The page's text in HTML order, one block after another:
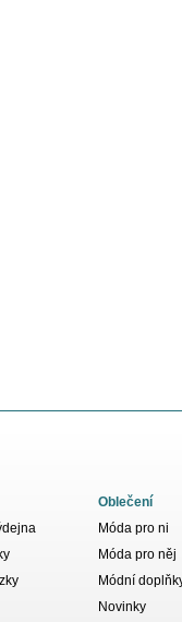
Oblečení
Móda pro ni
Móda pro něj
Módní
Novinky